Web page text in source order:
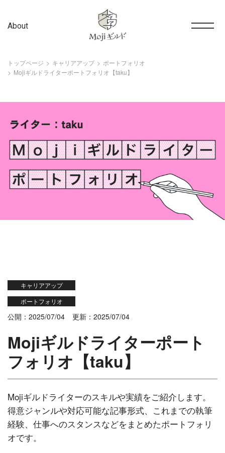
About
トップページ キャリアアップ
ポートフォリオ
Mojiギルドライターポートフォリオ【taku】
キャリアアップ
ポートフォリオ
公開：2025/07/04 更新：2025/07/04
Mojiギルドライターポート
フォリオ【taku】
Mojiギルドライターのスキルや実績をご紹介します。
得意ジャンルや対応可能な記事形式、これまでの執筆
経験、仕事へのスタンスなどをまとめたポートフォリ
オです。